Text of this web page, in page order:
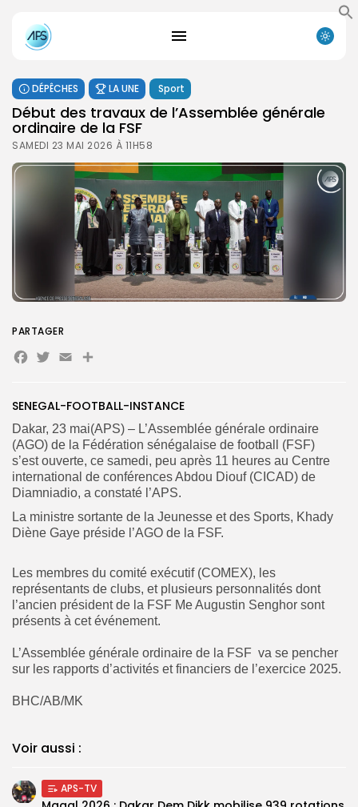
FR
DÉPÊCHES LA UNE Sport
‎Début des travaux de l’Assemblée générale
ordinaire de la FSF
SAMEDI 23 MAI 2026 À 11H58
SENEGAL-FOOTBALL-INSTANCE
‎Dakar, 23 mai(APS) – L’Assemblée générale ordinaire
(AGO) de la Fédération sénégalaise de football (FSF)
s’est ouverte, ce samedi, peu après 11 heures au Centre
international de conférences Abdou Diouf (CICAD) de
Diamniadio, a constaté l’APS.
‎La ministre sortante de la Jeunesse et des Sports, Khady
Diène Gaye préside l’AGO de la FSF.
‎Les membres du comité exécutif (COMEX), les
représentants de clubs, et plusieurs personnalités dont
l’ancien président de la FSF Me Augustin Senghor sont
présents à cet événement.
‎‎L’Assemblée générale ordinaire de la FSF va se pencher
sur les rapports d’activités et financiers de l’exercice 2025.
‎BHC/AB/MK
Voir aussi :
APS-TV
PARTAGER
Facebook
Twitter
EmailPartager